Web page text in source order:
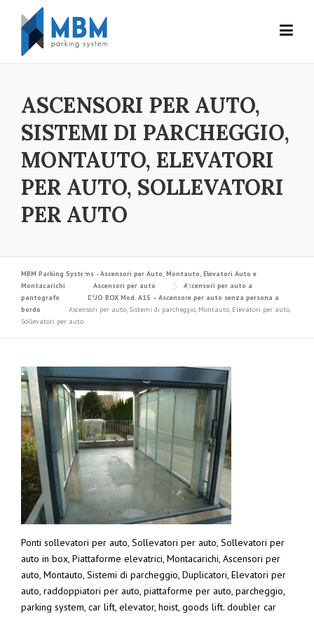
Skip to content
ASCENSORI PER AUTO,
SISTEMI DI PARCHEGGIO,
MONTAUTO, ELEVATORI
PER AUTO, SOLLEVATORI
PER AUTO
MBM Parking Systems - Ascensori per Auto, Montauto, Elevatori Auto e
Montacarichi
Ascensori per auto
Ascensori per auto a
pantografo
DUO BOX Mod. A1S – Ascensore per auto senza persona a
bordo
Ascensori per auto, Sistemi di parcheggio, Montauto, Elevatori per auto,
Sollevatori per auto
Ponti sollevatori per auto, Sollevatori per auto, Sollevatori per
auto in box, Piattaforme elevatrici, Montacarichi, Ascensori per
auto, Montauto, Sistemi di parcheggio, Duplicatori, Elevatori per
auto, raddoppiatori per auto, piattaforme per auto, parcheggio,
parking system, car lift, elevator, hoist, goods lift. doubler car